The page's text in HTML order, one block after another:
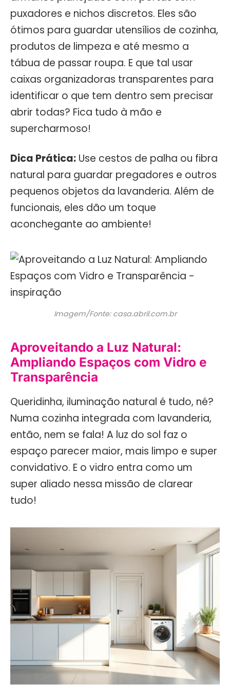
puxadores e nichos discretos. Eles são
ótimos para guardar utensílios de cozinha,
produtos de limpeza e até mesmo a
tábua de passar roupa. E que tal usar
caixas organizadoras transparentes para
identificar o que tem dentro sem precisar
abrir todas? Fica tudo à mão e
supercharmoso!
Dica Prática: Use cestos de palha ou fibra
natural para guardar pregadores e outros
pequenos objetos da lavanderia. Além de
funcionais, eles dão um toque
aconchegante ao ambiente!
Imagem/Fonte: casa.abril.com.br
Aproveitando a Luz Natural:
Ampliando Espaços com Vidro e
Transparência
Queridinha, iluminação natural é tudo, né?
Numa cozinha integrada com lavanderia,
então, nem se fala! A luz do sol faz o
espaço parecer maior, mais limpo e super
convidativo. E o vidro entra como um
super aliado nessa missão de clarear
tudo!